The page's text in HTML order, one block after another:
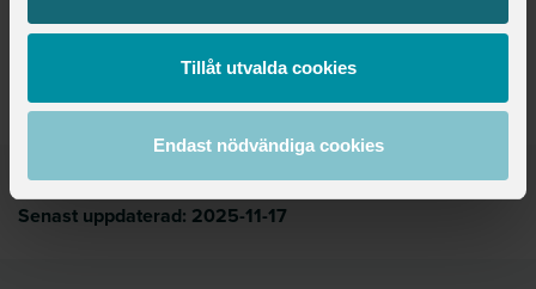
Tillåt utvalda cookies
Endast nödvändiga cookies
Kommunikationschef
emma.nilsson@saco.se
Publicerad:2025-08-29
Senast uppdaterad: 2025-11-17